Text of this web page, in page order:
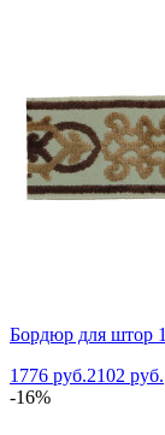
Бордюр для штор
1776 руб.2102 руб.
-16%